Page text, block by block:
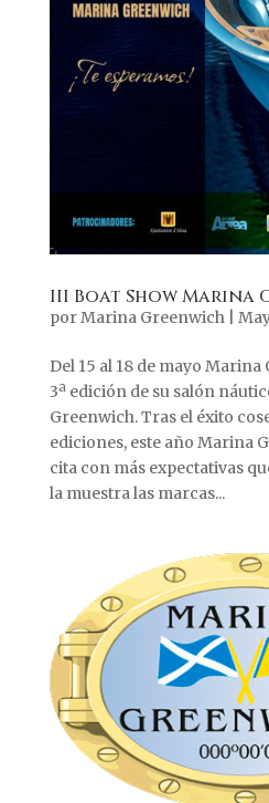
III Boat Show Marina
porMarina Greenwich|
Del 15 al 18 de mayo
3ª edición de su salón
Greenwich. Tras el éxito
ediciones, este año Marina
cita con más expectativas
la muestra las marcas...